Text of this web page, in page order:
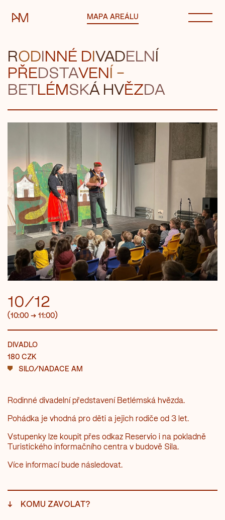
Automatické mlýny MAPA AREÁLU
RODINNÉ DIVADELNÍ
PŘEDSTAVENÍ –
BETLÉMSKÁ HVĚZDA
10/12
(10:00 → 11:00)
DIVADLO
180 CZK
SILO/NADACE AM
Rodinné divadelní představení Betlémská hvězda.
Pohádka je vhodná pro děti a jejich rodiče od 3 let.
Vstupenky lze koupit přes odkaz Reservio i na pokladně
Turistického informačního centra v budově Sila.
Více informací bude následovat.
↓ KOMU ZAVOLAT?